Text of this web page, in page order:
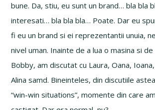
bune. Da, stiu, eu sunt un brand… bla bla
interesati… bla bla bla… Poate. Dar eu
fi eu un brand si ei reprezentantii unuia,
nivel uman. Inainte de a lua o masina si
Bobby, am discutat cu Laura, Oana,
Alina samd. Bineinteles, din discutiile
“win-win situations”, momente din care